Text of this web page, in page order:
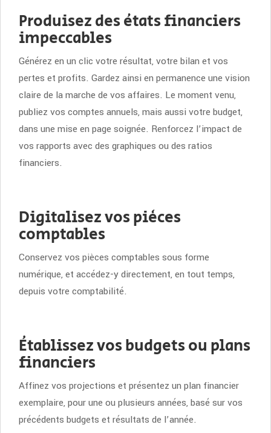
Produisez des états financiers
impeccables
Générez en un clic votre résultat, votre bilan et vos
pertes et profits. Gardez ainsi en permanence une vision
claire de la marche de vos affaires. Le moment venu,
publiez vos comptes annuels, mais aussi votre budget,
dans une mise en page soignée. Renforcez l’impact de
vos rapports avec des graphiques ou des ratios
financiers.
Digitalisez vos pièces
comptables
Conservez vos pièces comptables sous forme
numérique, et accédez-y directement, en tout temps,
depuis votre comptabilité.
Établissez vos budgets ou plans
financiers
Affinez vos projections et présentez un plan financier
exemplaire, pour une ou plusieurs années, basé sur vos
précédents budgets et résultats de l’année.